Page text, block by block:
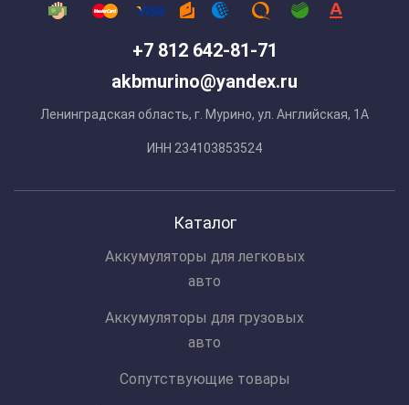
+7 812 642-81-71
akbmurino@yandex.ru
Ленинградская область, г. Мурино, ул. Английская, 1А
ИНН 234103853524
Каталог
Аккумуляторы для легковых
авто
Аккумуляторы для грузовых
авто
Сопутствующие товары